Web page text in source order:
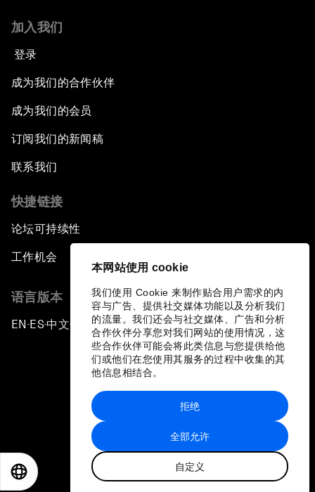
本网站使用 cookie
我们使用 Cookie 来制作贴合用户需求的内
容与广告、提供社交媒体功能以及分析我们
的流量。我们还会与社交媒体、广告和分析
合作伙伴分享您对我们网站的使用情况，这
些合作伙伴可能会将此类信息与您提供给他
们或他们在您使用其服务的过程中收集的其
他信息相结合。
全部允许
自定义
拒绝
加入我们
登录
成为我们的合作伙伴
成为我们的会员
订阅我们的新闻稿
联系我们
快捷链接
论坛可持续性
工作机会
语言版本
EN ▪ES▪中文▪ 日本語
站点地图
世界经济论坛